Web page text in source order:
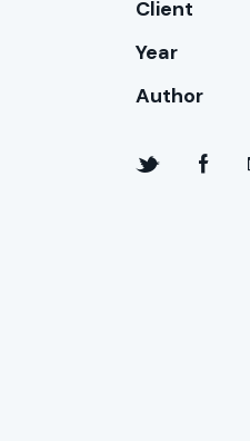
Client
Year
Author